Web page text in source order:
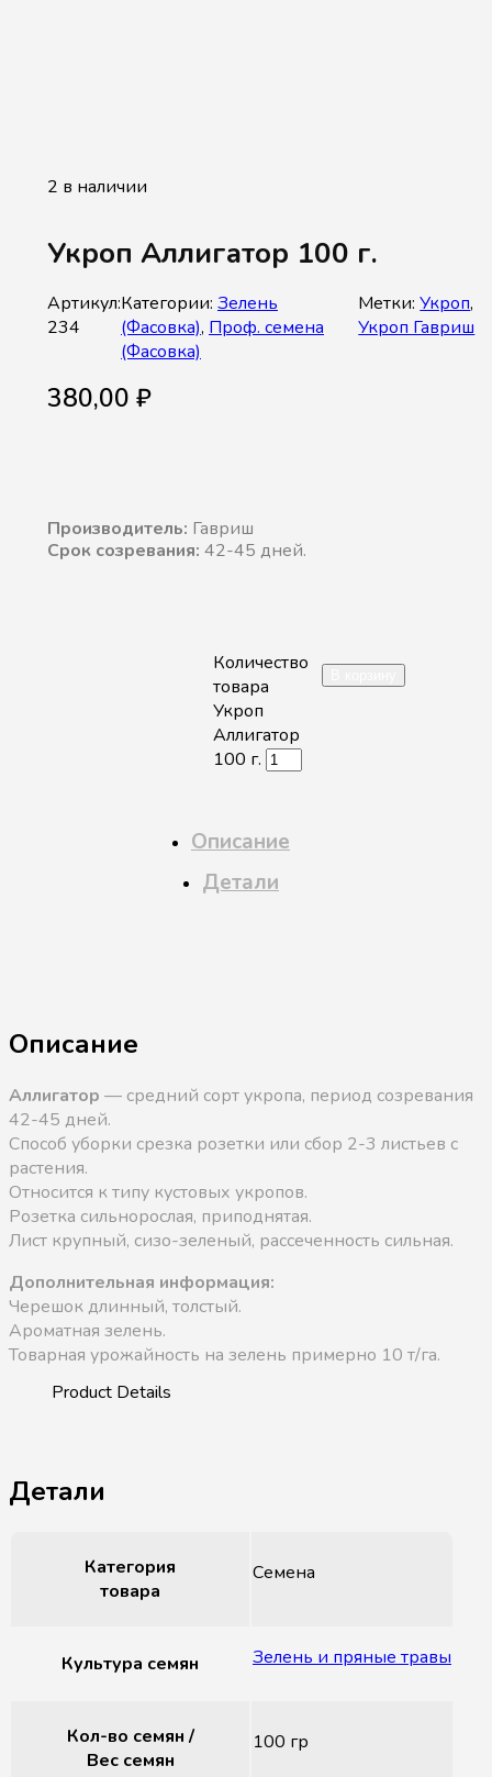
Укроп Аллигатор 100 г.
380,00 ₽
Производитель: Гавриш
Срок созревания: 42-45 дней.
2 в наличии
Количество
товара
Укроп
Аллигатор
100 г.
Артикул:
234
Категории: Зелень
(Фасовка), Проф. семена
(Фасовка)
Метки:Укроп,
Укроп Гавриш
Описание
Детали
Описание
Аллигатор — средний сорт укропа, период созревания
42-45 дней.
Способ уборки срезка розетки или сбор 2-3 листьев с
растения.
Относится к типу кустовых укропов.
Розетка сильнорослая, приподнятая.
Лист крупный, сизо-зеленый, рассеченность сильная.
Дополнительная информация:
Черешок длинный, толстый.
Ароматная зелень.
Товарная урожайность на зелень примерно 10 т/га.
Детали
Категория
товара
Семена
Культура семян Зелень и пряные травы
Кол-во семян /
Вес семян
100 гр